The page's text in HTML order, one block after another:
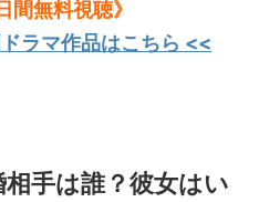
間無料視聴》
ラマ作品はこちら <<
手は誰？彼女はい